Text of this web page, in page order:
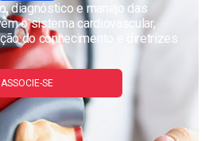
diagnóstico e manejo das
o sistema cardiovascular,
do conhecimento e diretrizes
ASSOCIE-SE